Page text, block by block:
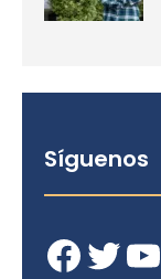
Síguenos
Facebook Twitter YouTube